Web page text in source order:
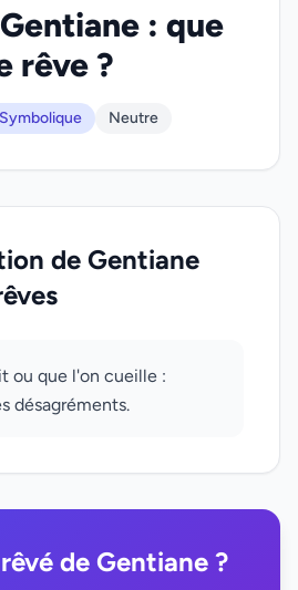
: que
rêve ?
Neutre
de Gentiane
ou que l'on cueille :
désagréments.
de Gentiane ?